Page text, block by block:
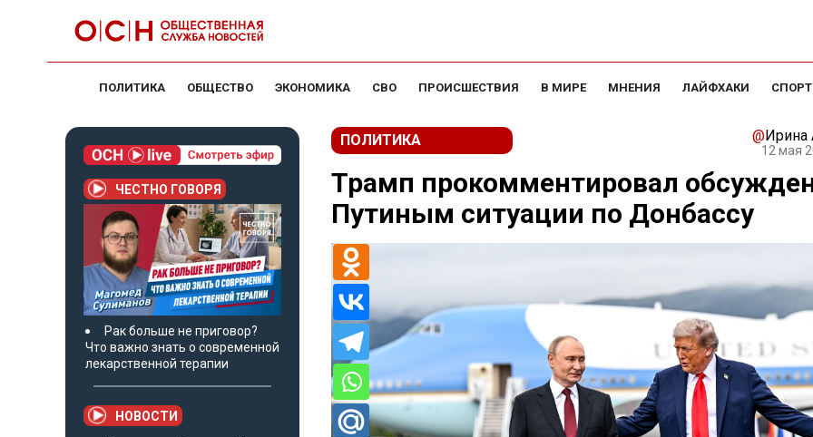
ПОЛИТИКА ОБЩЕСТВО ЭКОНОМИКА СВО ПРОИСШЕСТВИЯ В МИРЕ МНЕНИЯ ЛАЙФХАКИ СПОРТ
ЧЕСТНО ГОВОРЯ
Рак больше не приговор?
Что важно знать о современной
лекарственной терапии
НОВОСТИ
ПОЛИТИКА @Ирина
12 мая
Трамп прокомментировал
Путиным ситуации по Донбассу